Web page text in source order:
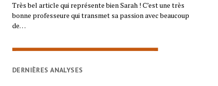
Très bel article qui représente bien Sarah ! C’est une très
bonne professeure qui transmet sa passion avec beaucoup
de…
DERNIÈRES ANALYSES